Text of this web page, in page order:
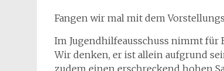
Fangen wir mal mit dem
Im Jugendhilfeausschuss nimmt für
Wir denken, er ist allein aufgrund
zudem einen erschreckend hohen